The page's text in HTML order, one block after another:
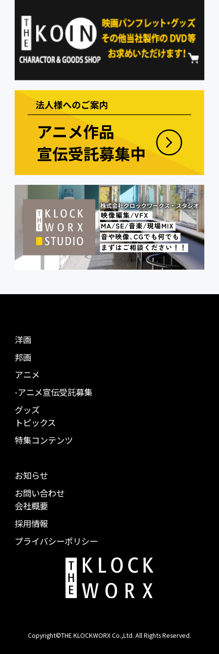
洋画
邦画
アニメ
-アニメ宣伝受託募集
グッズ
トピックス
特集コンテンツ
お知らせ
お問い合わせ
会社概要
採用情報
プライバシーポリシー
Copyright©THE KLOCKWORX Co.,Ltd. All Rights Reserved.